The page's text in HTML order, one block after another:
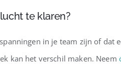
te klaren?
in je team zijn of dat
kan het verschil maken. Neem